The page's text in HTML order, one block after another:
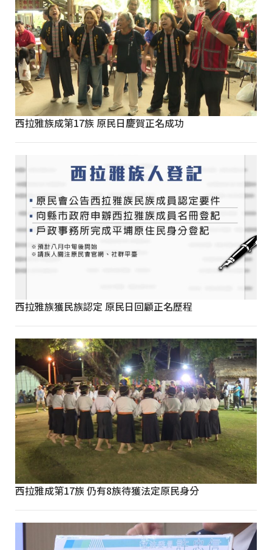
西拉雅族成第17族 原民日慶賀正名成功
西拉雅族獲民族認定 原民日回顧正名歷程
西拉雅成第17族 仍有8族待獲法定原民身分